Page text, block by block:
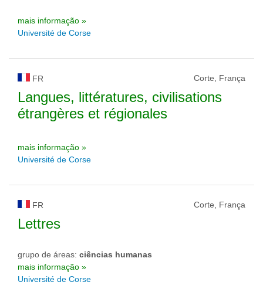
mais informação »
Université de Corse
FR Corte, França
Langues, littératures, civilisations
étrangères et régionales
mais informação »
Université de Corse
FR Corte, França
Lettres
grupo de áreas: ciências humanas
mais informação »
Université de Corse